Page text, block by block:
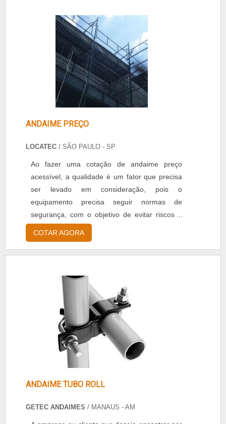
andaime tubular prensado em aço-carbono
com 1,0 metro de altura, em duas opçõe....
ANDAIME PREÇO
LOCATEC / SÃO PAULO - SP
Ao fazer uma cotação de andaime preço
acessível, a qualidade é um fator que precisa
ser levado em consideração, pois o
equipamento precisa seguir normas de
segurança, com o objetivo de evitar riscos à
saúde do operário. Normas que o produto
deve seguir rigorosamente Devem
unidas de forma correta, Demonstrar cuidados
relativos à acessórios como escadas e
guarda-....
COTAR AGORA
ANDAIME TUBO ROLL
GETEC ANDAIMES / MANAUS - AM